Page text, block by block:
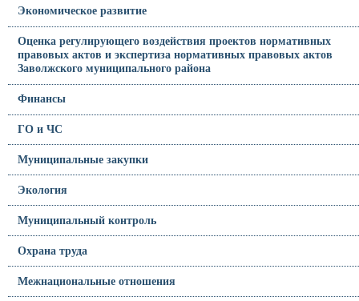
Экономическое развитие
Оценка регулирующего воздействия проектов нормативных
правовых актов и экспертиза нормативных правовых актов
Заволжского муниципального района
Финансы
ГО и ЧС
Муниципальные закупки
Экология
Муниципальный контроль
Охрана труда
Межнациональные отношения